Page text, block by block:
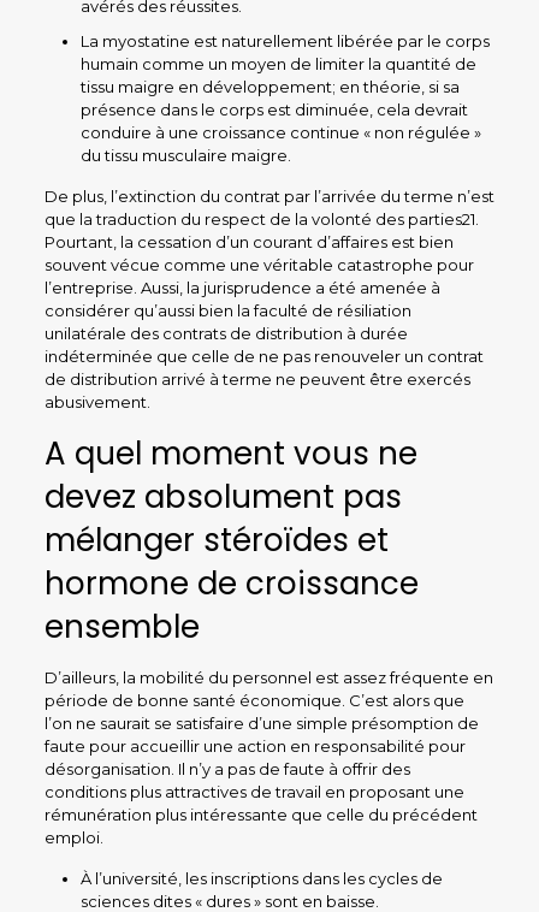
avérés des réussites.
La myostatine est naturellement libérée par le corps
humain comme un moyen de limiter la quantité de
tissu maigre en développement; en théorie, si sa
présence dans le corps est diminuée, cela devrait
conduire à une croissance continue « non régulée »
du tissu musculaire maigre.
De plus, l’extinction du contrat par l’arrivée du terme n’est
que la traduction du respect de la volonté des parties21.
Pourtant, la cessation d’un courant d’affaires est bien
souvent vécue comme une véritable catastrophe pour
l’entreprise. Aussi, la jurisprudence a été amenée à
considérer qu’aussi bien la faculté de résiliation
unilatérale des contrats de distribution à durée
indéterminée que celle de ne pas renouveler un contrat
de distribution arrivé à terme ne peuvent être exercés
abusivement.
A quel moment vous ne
devez absolument pas
mélanger stéroïdes et
hormone de croissance
ensemble
D’ailleurs, la mobilité du personnel est assez fréquente en
période de bonne santé économique. C’est alors que
l’on ne saurait se satisfaire d’une simple présomption de
faute pour accueillir une action en responsabilité pour
désorganisation. Il n’y a pas de faute à offrir des
conditions plus attractives de travail en proposant une
rémunération plus intéressante que celle du précédent
emploi.
À l’université, les inscriptions dans les cycles de
sciences dites « dures » sont en baisse.